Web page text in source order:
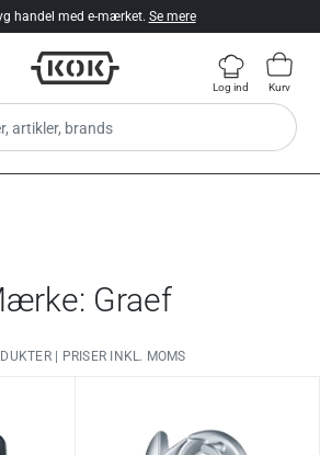
handel med e-mærket. Se mere
brands
Log ind Kurv
Graef
| PRISER INKL. MOMS